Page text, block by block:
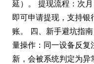
延）。 提现流程：次
即可申请提现，支持
账。 四、新手避坑指
量操作：同一设备反
新，会被系统判定为